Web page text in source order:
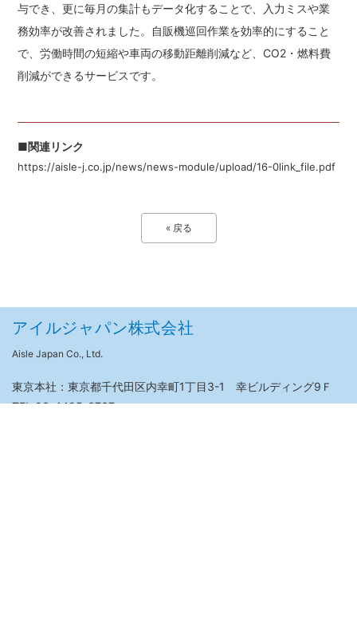
与でき、更に毎月の集計もデータ化することで、入力ミスや業
務効率が改善されました。自販機巡回作業を効率的にすること
で、労働時間の短縮や車両の移動距離削減など、CO2・燃料費
削減ができるサービスです。
■関連リンク
https://aisle-j.co.jp/news/news-module/upload/16-0link_file.pdf
« 戻る
アイルジャパン株式会社
Aisle Japan Co., Ltd.
東京本社：東京都千代田区内幸町1丁目3-1 幸ビルディング9Ｆ
TEL.03-4405-6737